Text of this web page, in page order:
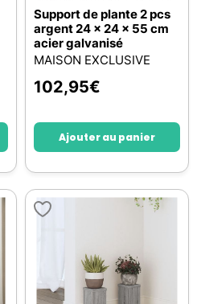
Support de plante 2 pcs
argent 24 x 24 x 55 cm
acier galvanisé
MAISON EXCLUSIVE
102,95€
Ajouter au panier